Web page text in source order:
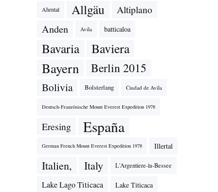
Ahrntal Allgäu
Altiplano
Anden
Avila batticaloa
Bavaria Baviera
Bayern Berlin 2015
Bolivia Bolsterlang Ciudad de Avila
Deutsch-Französische Mount Everest Expedition 1978
Eresing España
German French Mount Everest Expedition 1978 Illertal
Italien, Italy L'Argentiere-la-Bessee
Lake Lago Titicaca Lake Titicaca